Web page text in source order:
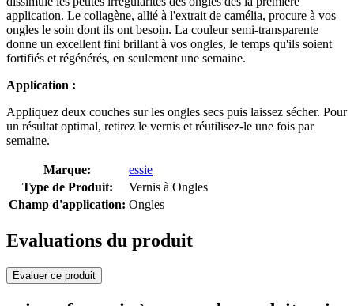
application. Le collagène, allié à l'extrait de camélia, procure à vos
ongles le soin dont ils ont besoin. La couleur semi-transparente
donne un excellent fini brillant à vos ongles, le temps qu'ils soient
fortifiés et régénérés, en seulement une semaine.
Application :
Appliquez deux couches sur les ongles secs puis laissez sécher. Pour
un résultat optimal, retirez le vernis et réutilisez-le une fois par
semaine.
Marque:
essie
Type de Produit:
Vernis à Ongles
Champ d'application: Ongles
Evaluations du produit
Evaluer ce produit